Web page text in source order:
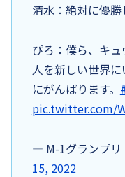
清水：絶対に優勝
ぴろ：僕ら、キ
人を新しい世界
にがんばります。
pic.twitter.com/
— M-1グランプリ
15, 2022